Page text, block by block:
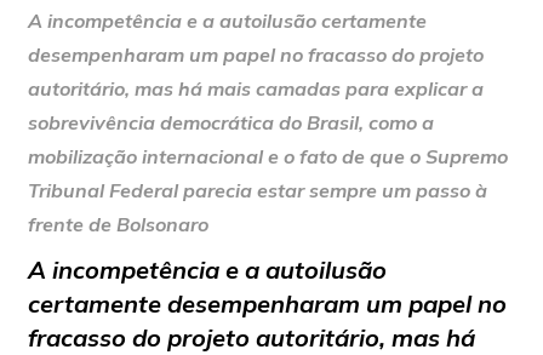
A incompetência e a autoilusão certamente
desempenharam um papel no fracasso do projeto
autoritário, mas há mais camadas para explicar a
sobrevivência democrática do Brasil, como a
mobilização internacional e o fato de que o Supremo
Tribunal Federal parecia estar sempre um passo à
frente de Bolsonaro
A incompetência e a autoilusão
certamente desempenharam um papel no
fracasso do projeto autoritário, mas há